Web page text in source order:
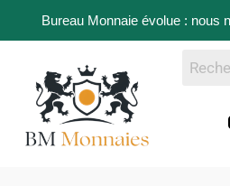
Bureau Monnaie évolue : nous